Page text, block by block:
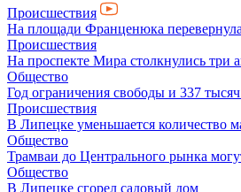
Происшествия
На площади Франценюка
Происшествия
На проспекте Мира столкнулись три
Общество
Год ограничения свободы и 337
Происшествия
В Липецке уменьшается количество
Общество
Трамваи до Центрального рынка
Общество
В Липецке сгорел садовый дом